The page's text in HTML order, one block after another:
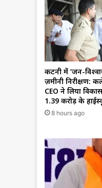
कटनी में ‘जन-
ज़मीनी निरीक्षण:
CEO ने लिया
₹1.39 करोड़ के
8 hours ago